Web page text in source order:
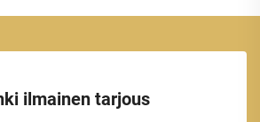
ilmainen tarjous